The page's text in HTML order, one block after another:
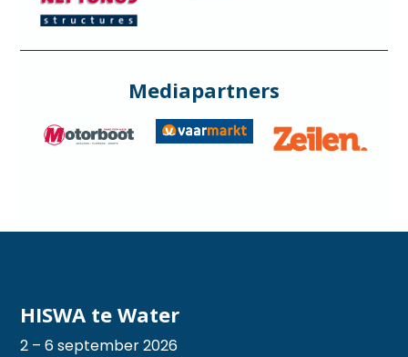
Mediapartners
HISWA te Water
2 – 6 september 2026